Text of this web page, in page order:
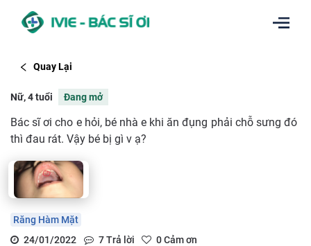
Quay Lại
Nữ, 4 tuổi Đang mở
Bác sĩ ơi cho e hỏi, bé nhà e khi ăn đụng phải chỗ sưng đó
thì đau rát. Vậy bé bị gì v ạ?
Răng Hàm Mặt
24/01/2022
7Trả lời 0Cảm ơn